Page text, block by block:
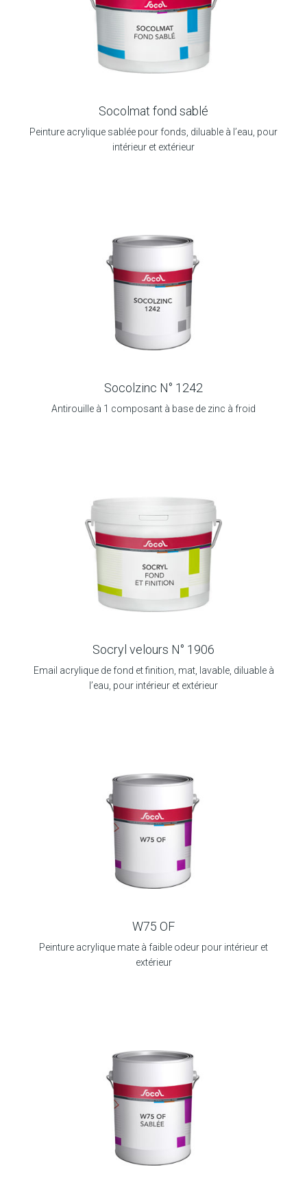
Socolmat fond sablé
Peinture acrylique sablée pour fonds, diluable à l’eau, pour
intérieur et extérieur
Socolzinc N° 1242
Antirouille à 1 composant à base de zinc à froid
Socryl velours N° 1906
Email acrylique de fond et finition, mat, lavable, diluable à
l’eau, pour intérieur et extérieur
W75 OF
Peinture acrylique mate à faible odeur pour intérieur et
extérieur